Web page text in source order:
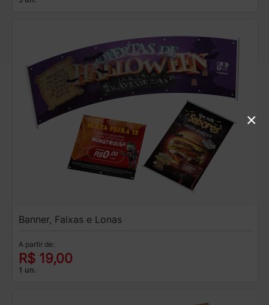
Banner, Faixas e Lonas
A partir de:
R$ 19,00
1 un.
×